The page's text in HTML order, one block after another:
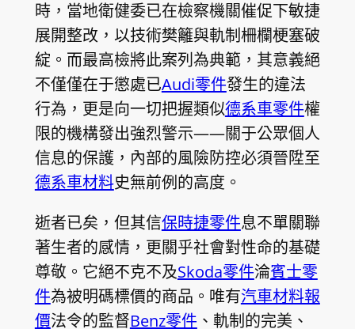
時，當地衛健委已在檢察機關催促下敏捷
展開整改，以技術樊籬與軌制柵欄梗塞破
綻。而最高檢將此案列為典範，其意義絕
不僅僅在于懲處已Audi零件發生的違法
行為，更是向一切把握類似德系車零件權
限的機構發出強烈警示——關于公眾個人
信息的保護，內部的風險防控必須晉陞至
德系車材料史無前例的高度。
逝者已矣，但其信保時捷零件息不單關聯
著生者的感情，更關乎社會對性命的基礎
尊敬。它絕不克不及Skoda零件淪賓士零
件為被明碼標價的商品。唯有汽車材料報
價法令的監督Benz零件 、軌制的完美、